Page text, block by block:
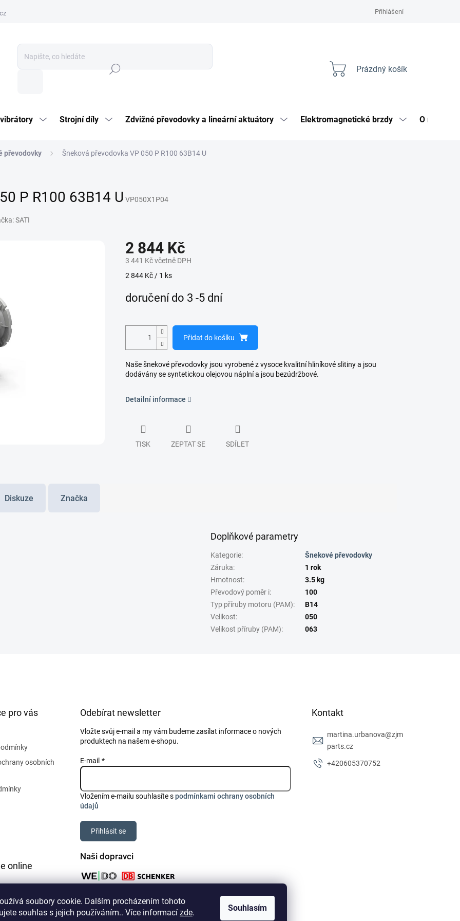
soubory cookie. Dalším procházením tohoto
souhlas s jejich používáním.. Více informací zde. Souhlasím
Přihlášení
Nákupní
Prázdný košík
Strojní díly Zdvižné převodovky a lineární aktuátory Elektromagnetické brzdy O nás
převodovky Šneková převodovka VP 050 P R100 63B14 U
P R100 63B14 U VP050X1P04
SATI
2 844 Kč
3 441 Kč včetně DPH
Měrná
2 844 Kč / 1 ks
doručení do 3 -5 dní
Přidat do košíku
Naše šnekové převodovky jsou vyrobené z vysoce kvalitní hliníkové slitiny a jsou
dodávány se syntetickou olejovou náplní a jsou bezúdržbové.
Detailní informace
TISK ZEPTAT SE SDÍLET
Diskuze Značka
Doplňkové parametry
Kategorie:
Šnekové převodovky
Záruka:
1 rok
Hmotnost:
3.5 kg
Převodový poměr i:
100
Typ příruby motoru (PAM):
B14
Velikost:
050
Velikost příruby (PAM): 063
pro vás
osobních
Odebírat newsletter
Vložte svůj e-mail a my vám budeme zasílat informace o nových
produktech na našem e-shopu.
E-mail
Vložením e-mailu souhlasíte spodmínkami ochrany osobních
údajů
Přihlásit se
Kontakt
martina.urbanova@zjm
parts.cz
+420605370752
online
Naši dopravci